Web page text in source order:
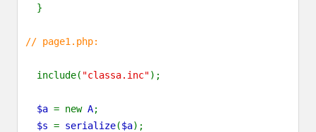
}
// page1.php:
include( "classa.inc");
$a = new A;
$s = serialize($a);